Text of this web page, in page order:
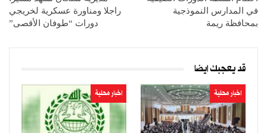
في المدارس النموذجية
بمحافظة ريمة
راجلا ومناورة عسكرية لخريجي
دورات “طوفان الأقصى”
قد يعجبك ايضا
اخبار محلية اخبار محلية